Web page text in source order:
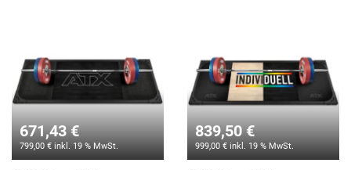
671,43 €
799,00 € inkl. 19 % MwSt.
839,50 €
999,00 € inkl. 19 % MwSt.